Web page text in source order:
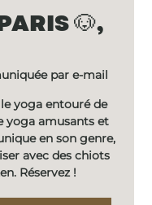
🐶,
par e-mail
yoga entouré de
yoga amusants et
en son genre,
avec des chiots
Réservez !